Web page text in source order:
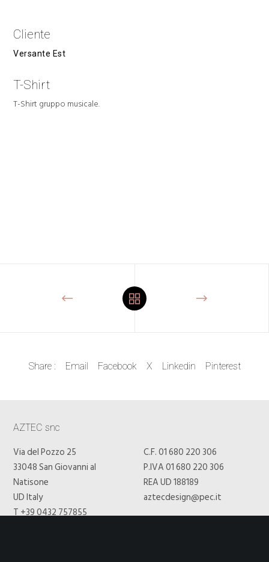
Cliente
Versante Est
T-Shirt
T-Shirt gruppo musicale.
Share : Email Facebook X Linkedin Pinterest
AZTEC snc
Via del Pozzo 25
33048 San Giovanni al
Natisone
UD Italy
T +39 0432 757855
C.F. 01 680 220 306
P.IVA 01 680 220 306
REA UD 188189
aztecdesign@pec.it